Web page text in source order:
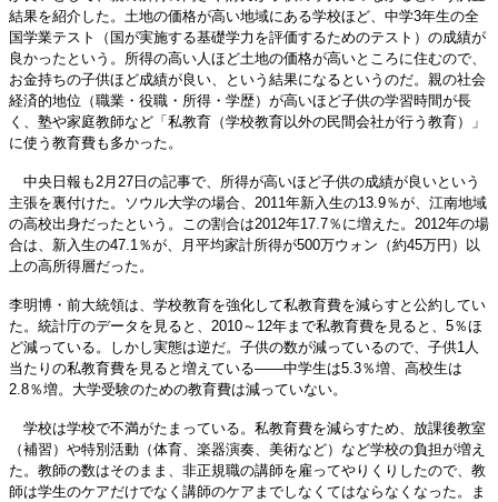
結果を紹介した。土地の価格が高い地域にある学校ほど、中学3年生の全
国学業テスト（国が実施する基礎学力を評価するためのテスト）の成績が
良かったという。所得の高い人ほど土地の価格が高いところに住むので、
お金持ちの子供ほど成績が良い、という結果になるというのだ。親の社会
経済的地位（職業・役職・所得・学歴）が高いほど子供の学習時間が長
く、塾や家庭教師など「私教育（学校教育以外の民間会社が行う教育）」
に使う教育費も多かった。
中央日報も2月27日の記事で、所得が高いほど子供の成績が良いという
主張を裏付けた。ソウル大学の場合、2011年新入生の13.9％が、江南地域
の高校出身だったという。この割合は2012年17.7％に増えた。2012年の場
合は、新入生の47.1％が、月平均家計所得が500万ウォン（約45万円）以
上の高所得層だった。
李明博・前大統領は、学校教育を強化して私教育費を減らすと公約してい
た。統計庁のデータを見ると、2010～12年まで私教育費を見ると、5％ほ
ど減っている。しかし実態は逆だ。子供の数が減っているので、子供1人
当たりの私教育費を見ると増えている――中学生は5.3％増、高校生は
2.8％増。大学受験のための教育費は減っていない。
学校は学校で不満がたまっている。私教育費を減らすため、放課後教室
（補習）や特別活動（体育、楽器演奏、美術など）など学校の負担が増え
た。教師の数はそのまま、非正規職の講師を雇ってやりくりしたので、教
師は学生のケアだけでなく講師のケアまでしなくてはならなくなった。ま